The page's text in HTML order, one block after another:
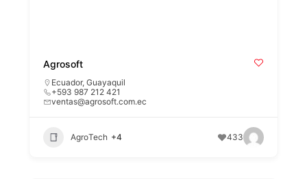
Agrosoft
Ecuador,Guayaquil
+593 987 212 421
ventas@agrosoft.com.ec
AgroTech +4 433